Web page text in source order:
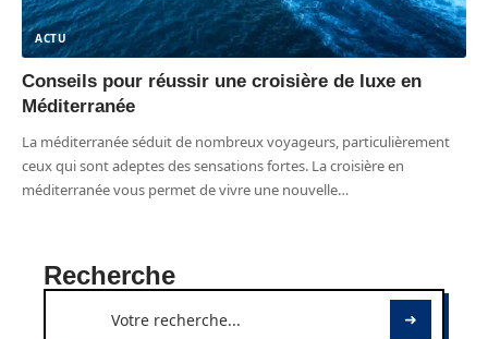
ACTU
Conseils pour réussir une croisière de luxe en
Méditerranée
La méditerranée séduit de nombreux voyageurs, particulièrement
ceux qui sont adeptes des sensations fortes. La croisière en
méditerranée vous permet de vivre une nouvelle…
Recherche